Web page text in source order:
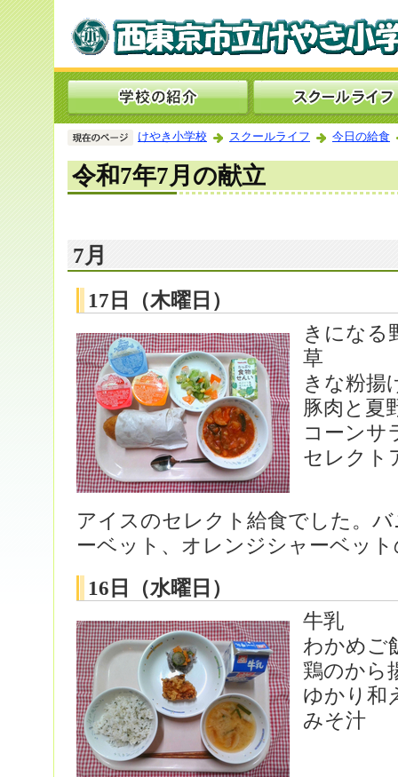
けやき小学校 スクールライフ 今日の給食
令和7年7月の献立
7月
17日（木曜日）
きになる
草
きな粉揚
豚肉と夏
コーンサ
セレクト
アイスのセレクト給食でした。
ーベット、オレンジシャーベッ
16日（水曜日）
牛乳
わかめご
鶏のから
ゆかり和
みそ汁